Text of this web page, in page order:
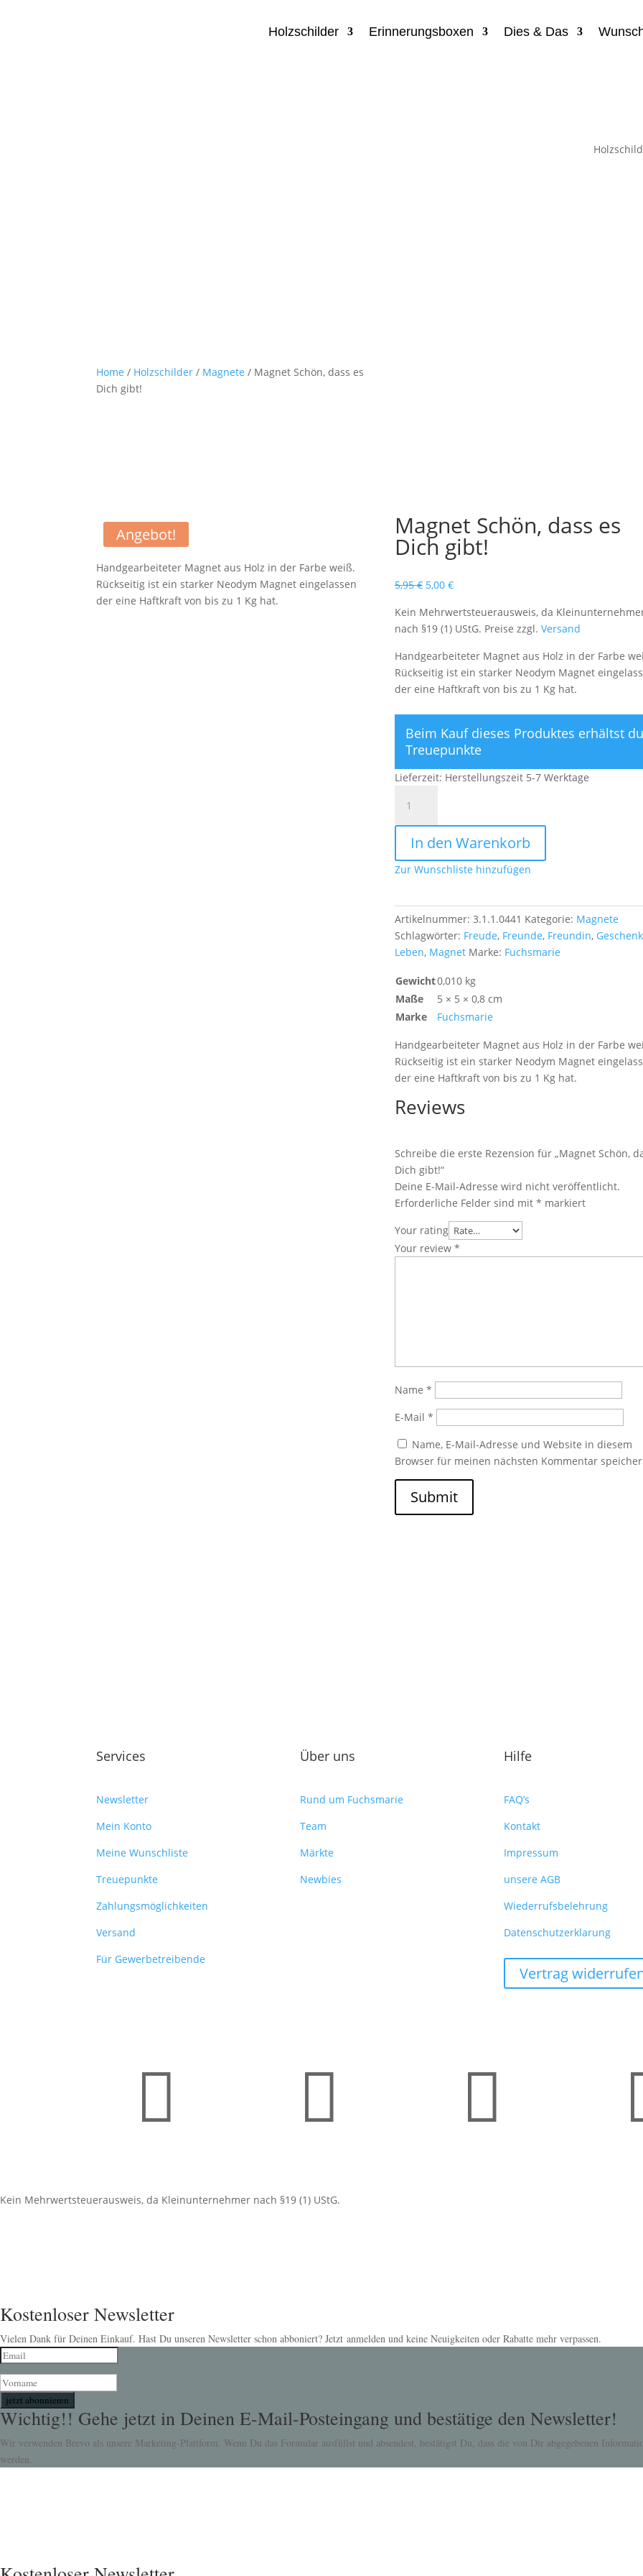
Holzschilder Erinnerungsboxen Dies & Das
Home / Holzschilder / Magnete / Magnet Schön, dass es
Dich gibt!
Angebot!
Handgearbeiteter Magnet aus Holz in der Farbe weiß.
Rückseitig ist ein starker Neodym Magnet eingelassen
der eine Haftkraft von bis zu 1 Kg hat.
Magnet Schön, dass es
Dich gibt!
5,95€ Ursprünglicher
war:
5,95 €
5,00 €Aktueller
ist:
5,00 €.
Kein Mehrwertsteuerausweis, da
nach §19 (1) UStG. Preise zzgl. Versand
Handgearbeiteter Magnet aus Holz in der Farbe
Rückseitig ist ein starker Neodym Magnet
der eine Haftkraft von bis zu 1 Kg hat.
Beim Kauf dieses Produktes erhältst
Treuepunkte
Lieferzeit: Herstellungszeit 5-7 Werktage
Schön,
dass
Dich
gibt!
In den Warenkorb
Zur Wunschliste hinzufügen
Artikelnummer: 3.1.1.0441 Kategorie: Magnete
Schlagwörter: Freude, Freunde, Freundin, Geschenk
Leben, Magnet Marke: Fuchsmarie
Gewicht0,010 kg
Maße
5 × 5 × 0,8 cm
Marke
Fuchsmarie
Handgearbeiteter Magnet aus Holz in der Farbe
Rückseitig ist ein starker Neodym Magnet
der eine Haftkraft von bis zu 1 Kg hat.
Reviews
Schreibe die erste Rezension für „Magnet Schön,
Dich gibt!“
Deine E-Mail-Adresse wird nicht veröffentlicht.
Erforderliche Felder sind mit * markiert
Your rating
Your review *
Name *
E-Mail *
Name, E-Mail-Adresse und Website in diesem
Browser für meinen nächsten Kommentar
Submit
Services
Newsletter
Mein Konto
Meine Wunschliste
Treuepunkte
Zahlungsmöglichkeiten
Versand
Für Gewerbetreibende
Über uns
Rund um Fuchsmarie
Team
Märkte
Newbies
Hilfe
FAQ’s
Kontakt
Impressum
unsere AGB
Wiederrufsbelehrung
Datenschutzerklarung
Vertrag
  
Kein Mehrwertsteuerausweis, da Kleinunternehmer nach §19 (1) UStG.
Kostenloser Newsletter
Vielen Dank für Deinen Einkauf. Hast Du unseren Newsletter schon abboniert? Jetzt anmelden und keine Neuigkeiten oder Rabatte mehr verpassen.
jetzt abonnieren
Wichtig!! Gehe jetzt in Deinen E-Mail-Posteingang und bestätige den Newsletter!
Wir verwenden Brevo als unsere Marketing-Plattform. Wenn Du das Formular ausfüllst und absendest, bestätigst Du, dass die von Dir abgegebenen
werden.